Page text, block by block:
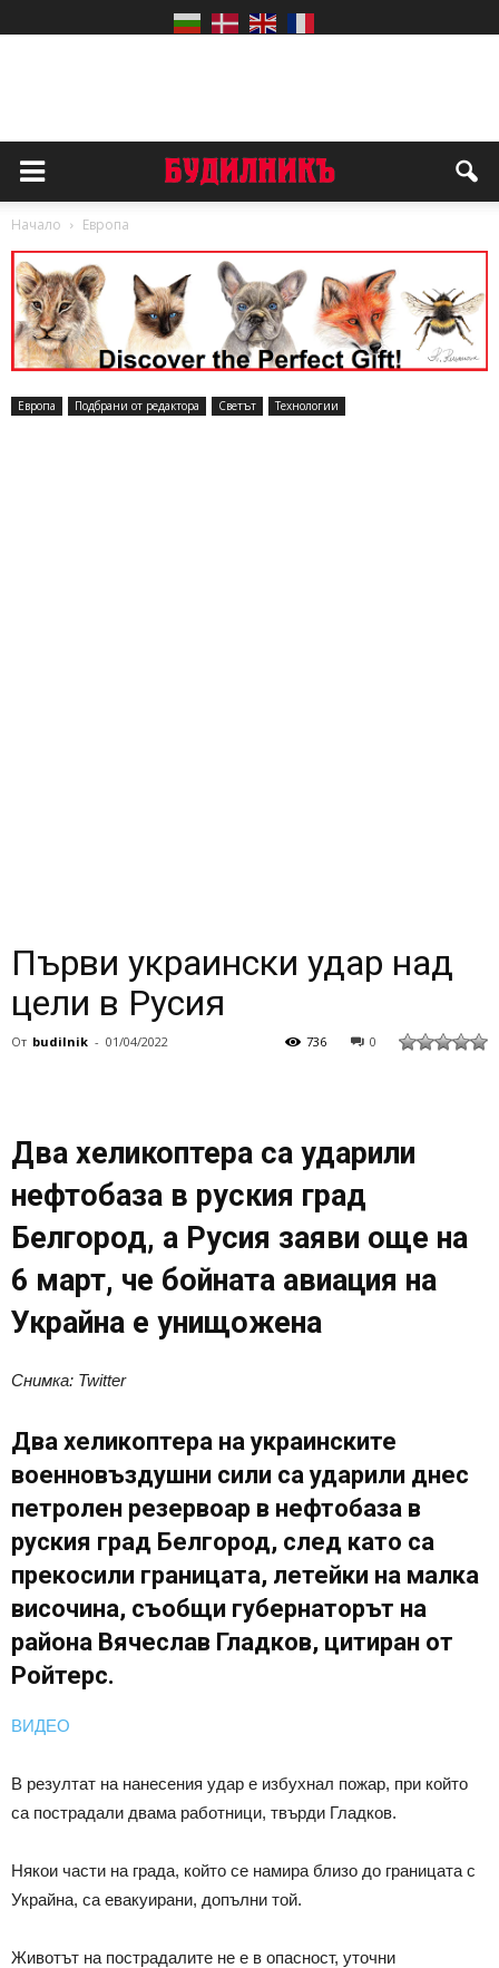
Начало Европа
Европа Подбрани от редактора Светът Технологии
Първи украински удар над
цели в Русия
От budilnik - 01/04/2022 0
736
Два хеликоптера са ударили
нефтобаза в руския град
Белгород, а Русия заяви още на
6 март, че бойната авиация на
Украйна е унищожена
Снимка: Twitter
Два хеликоптера на украинските
военновъздушни сили са ударили днес
петролен резервоар в нефтобаза в
руския град Белгород, след като са
прекосили границата, летейки на малка
височина, съобщи губернаторът на
района Вячеслав Гладков, цитиран от
Ройтерс.
ВИДЕО
В резултат на нанесения удар е избухнал пожар, при който
са пострадали двама работници, твърди Гладков.
Някои части на града, който се намира близо до границата с
Украйна, са евакуирани, допълни той.
Животът на пострадалите не е в опасност, уточни